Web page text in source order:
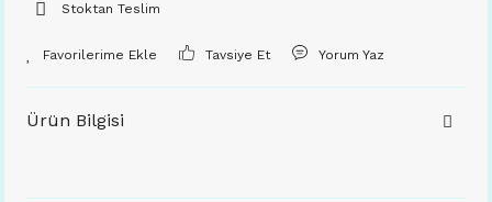
Stoktan Teslim
Tavsiye Et Yorum Yaz
Ürün Bilgisi